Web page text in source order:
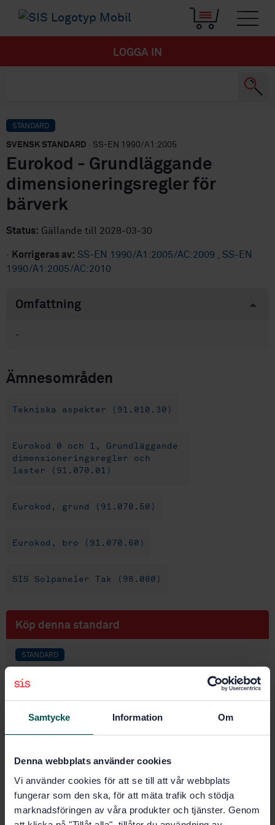
Samtycke Information Om
Denna webbplats använder cookies
Vi använder cookies för att se till att vår webbplats
fungerar som den ska, för att mäta trafik och stödja
marknadsföringen av våra produkter och tjänster. Genom
LOGGA IN
STANDARD
SVENSK STANDARD · SS-EN 1990/A1:2005
Eurokod - Grundläggande
dimensioneringsregler för
bärverk
Status: Gällande till 2028-03-30
· Korrigeras av: SS-EN 1990/A1:2005/AC:2009 , SS-EN
1990/A1:2005/AC:2010
Omfattning
-
Ämnesområden
Tekniska aspekter (91.010.30)
Eurokod 0 och 1, Grundläggande
dimensioneringsregler och
laster (91.070.01)
Eurokod, grund (91.070.50)
Eurokod, bro (91.070.60)
SIS Solpaneler Tak (98.080)
Köp denna standard
STANDARD
Eurokod - Grundläggande dimensioneringsregler för
bärverk
PDF
Lägg i varukorgen
Fler alternativ